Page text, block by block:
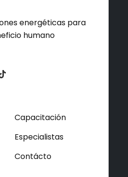
energéticas para
humano
Capacitación
Especialistas
Contácto